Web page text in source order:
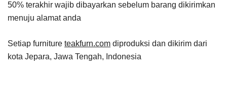
50% terakhir wajib dibayarkan sebelum barang dikirimkan
menuju alamat anda
Setiap furniture teakfurn.com diproduksi dan dikirim dari
kota Jepara, Jawa Tengah, Indonesia